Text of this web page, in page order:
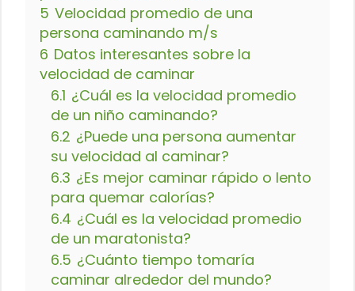
5 Velocidad promedio de una
persona caminando m/s
6 Datos interesantes sobre la
velocidad de caminar
6.1 ¿Cuál es la velocidad promedio
de un niño caminando?
6.2 ¿Puede una persona aumentar
su velocidad al caminar?
6.3 ¿Es mejor caminar rápido o lento
para quemar calorías?
6.4 ¿Cuál es la velocidad promedio
de un maratonista?
6.5 ¿Cuánto tiempo tomaría
caminar alrededor del mundo?